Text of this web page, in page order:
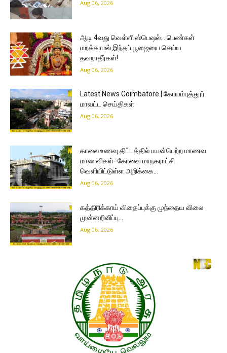
Aug 06, 2026
ஆடி 4வது வெள்ளி ஸ்பெஷல்… பெண்கள்
மறக்காமல் இந்தப் பூஜையை செய்ய
தவறாதீர்கள்!
Aug 06, 2026
Latest News Coimbatore | கோயம்புத்தூர்
மாவட்ட செய்திகள்
Aug 06, 2026
காலை உணவு திட்டத்தில் பயன்பெற்ற மாணவ
மாணவிகள்- கோவை மாநகராட்சி
வெளியிட்டுள்ள அறிக்கை…
Aug 06, 2026
கத்திரிக்காய் விதைப்புக்கு முந்தைய விலை
முன்னறிவிப்பு…
Aug 06, 2026